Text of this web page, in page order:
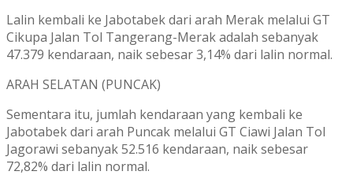
Lalin kembali ke Jabotabek dari arah Merak melalui GT
Cikupa Jalan Tol Tangerang-Merak adalah sebanyak
47.379 kendaraan, naik sebesar 3,14% dari lalin normal.
ARAH SELATAN (PUNCAK)
Sementara itu, jumlah kendaraan yang kembali ke
Jabotabek dari arah Puncak melalui GT Ciawi Jalan Tol
Jagorawi sebanyak 52.516 kendaraan, naik sebesar
72,82% dari lalin normal.